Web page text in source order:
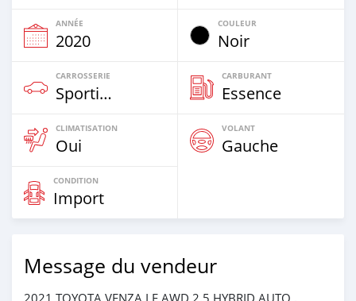
ANNÉE
2020
COULEUR
Noir
CARROSSERIE
Sportive‒Coupé
CARBURANT
Essence
CLIMATISATION
Oui
VOLANT
Gauche
CONDITION
Import
Message du vendeur
2021 TOYOTA VENZA LE AWD 2.5 HYBRID AUTO .